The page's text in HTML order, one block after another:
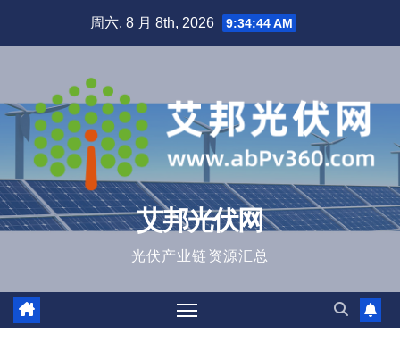
周六. 8 月 8th, 2026 9:34:44 AM
艾邦光伏网
光伏产业链资源汇总